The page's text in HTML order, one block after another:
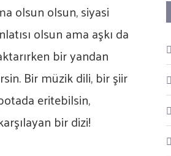
olsun olsun, siyasi
olsun ama aşkı da
bir yandan
Bir müzik dili, bir şiir
eritebilsin,
bir dizi!